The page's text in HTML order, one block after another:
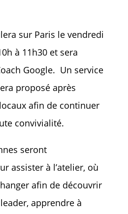
sur Paris le vendredi
à 11h30 et sera
Google. Un service
proposé après
afin de continuer
convivialité.
seront
assister à l’atelier, où
afin de découvrir
apprendre à